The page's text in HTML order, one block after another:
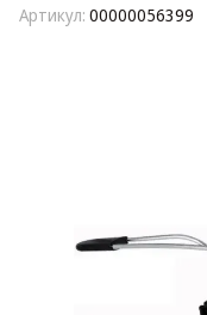
Артикул: 00000056399